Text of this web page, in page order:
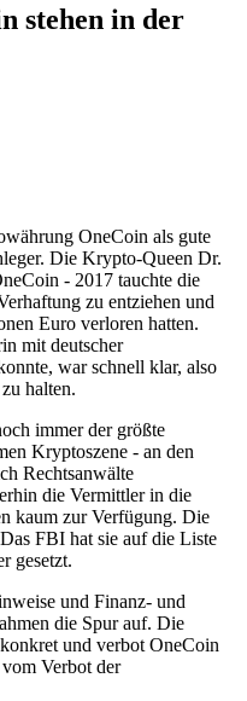
stehen in der
OneCoin als gute
Die Krypto-Queen Dr.
- 2017 tauchte die
zu entziehen und
Euro verloren hatten.
mit deutscher
war schnell klar, also
halten.
immer der größte
Kryptoszene - an den
Rechtsanwälte
die Vermittler in die
kaum zur Verfügung. Die
FBI hat sie auf die Liste
gesetzt.
und Finanz- und
die Spur auf. Die
und verbot OneCoin
Verbot der